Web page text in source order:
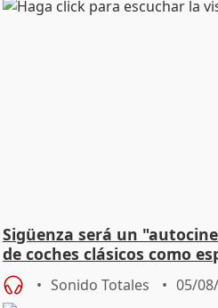
Sigüenza será un
de coches clásicos como
Sonido Totales 05/